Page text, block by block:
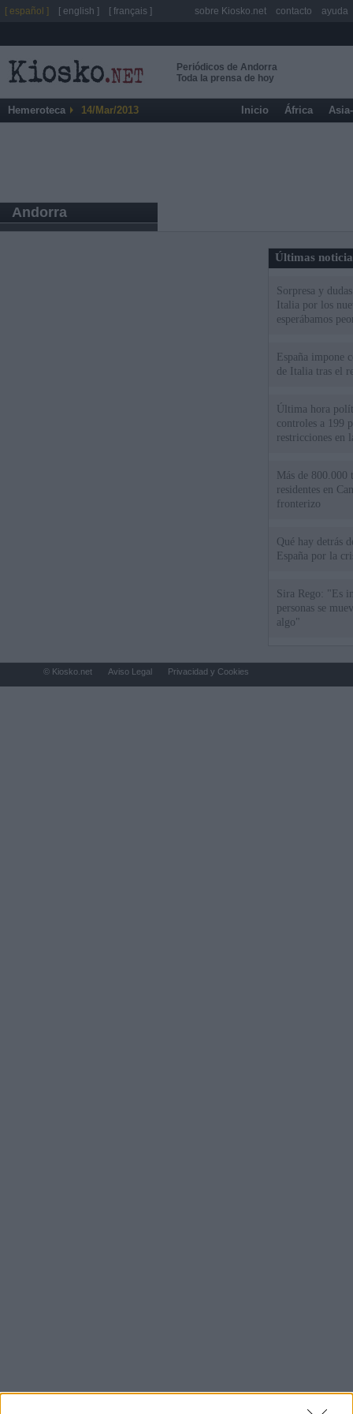
Periódicos de Andorra
Toda la prensa de hoy
Hemeroteca 14/Mar/2013 Inicio África
Andorra
Últimas
Sorpresa y
Italia por los
esperábamos
España impone
de Italia tras el
Última hora
controles a 199
restricciones en
Más de 800.000
residentes en
fronterizo
Qué hay detrás
España por la
Sira Rego: "Es
personas se
algo"
[ español ] [ english ] [ français ] sobre Kiosko.net contacto ayuda
© Kiosko.net Aviso Legal Privacidad y Cookies